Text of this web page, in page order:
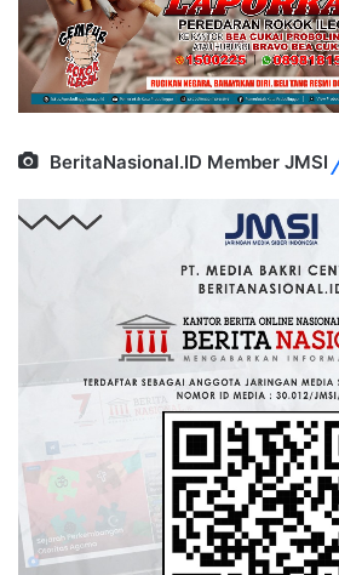
BeritaNasional.ID Member JMSI